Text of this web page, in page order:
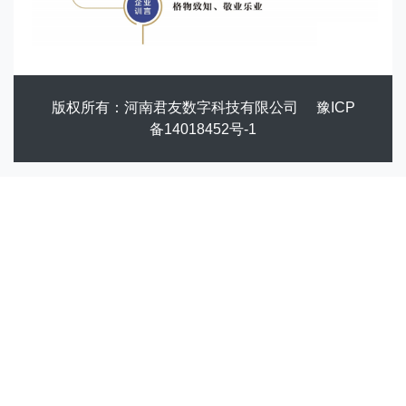
版权所有：河南君友数字科技有限公司 豫ICP
备14018452号-1